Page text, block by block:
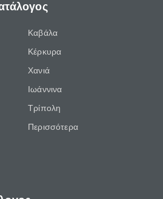
Καβάλα
Κέρκυρα
Χανιά
Ιωάννινα
Τρίπολη
Περισσότερα